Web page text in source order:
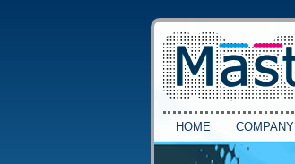
HOME COMPANY